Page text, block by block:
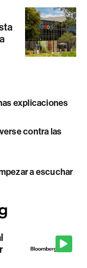
explicaciones
contra las
a escuchar